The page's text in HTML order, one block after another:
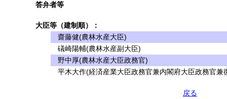
答弁者等
大臣等（建制順）：
齋藤健(農林水産大臣)
礒崎陽輔(農林水産副大臣)
野中厚(農林水産大臣政務官)
平木大作(経済産業大臣政務官兼内閣府大臣政務官兼
戻る